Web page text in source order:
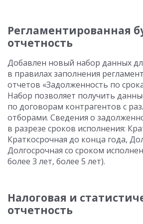
Регламентированная
отчетность
Добавлен новый набор данных
в правилах заполнения
отчетов «Задолженность по
Набор позволяет получить
по договорам контрагентов с
отборами. Сведения о
в разрезе сроков исполнения:
Краткосрочная до конца года,
Долгосрочная со сроком
более 3 лет, более 5 лет).
Налоговая и
отчетность